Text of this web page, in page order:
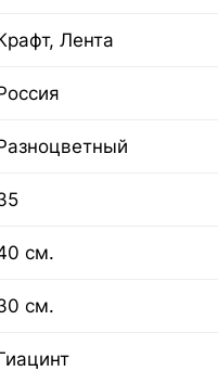
Лента
см.
см.